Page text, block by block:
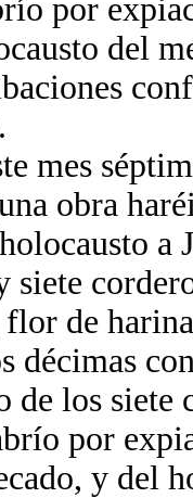
por
del
mes
obra
a
siete
de
décimas
de los
por
y del